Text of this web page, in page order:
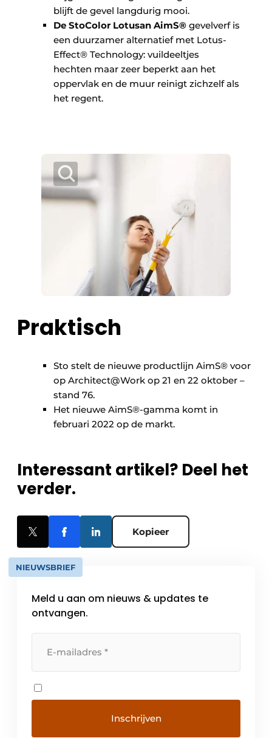
blijft de gevel langdurig mooi.
De StoColor Lotusan AimS® gevelverf is
een duurzamer alternatief met Lotus-
Effect® Technology: vuildeeltjes
hechten maar zeer beperkt aan het
oppervlak en de muur reinigt zichzelf als
het regent.
Praktisch
Sto stelt de nieuwe productlijn AimS® voor
op Architect@Work op 21 en 22 oktober –
stand 76.
Het nieuwe AimS®-gamma komt in
februari 2022 op de markt.
Interessant artikel? Deel het
verder.
Kopieer
NIEUWSBRIEF
Meld u aan om nieuws & updates te
ontvangen.